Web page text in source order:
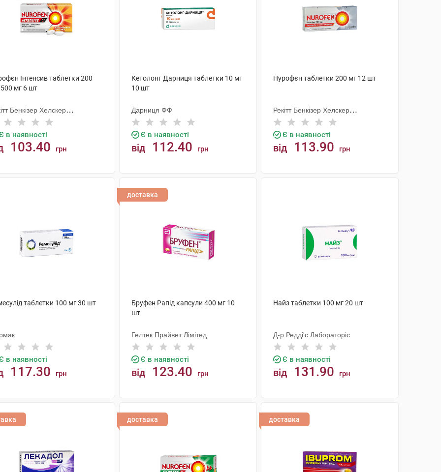
Інтенсив таблетки 200
мг 6 шт
Бенкізер Хелскер
в наявності
103.40 грн
Кетолонг Дарниця таблетки 10 мг
10 шт
Дарниця ФФ
Є в наявності
від 112.40 грн
Нурофєн таблетки 200 мг 12 шт
Рекітт Бенкізер Хелскер
Інтернешнл
Є в наявності
від 113.90 грн
таблетки 100 мг 30 шт
в наявності
117.30 грн
доставка
Бруфен Рапід капсули 400 мг 10
шт
Гелтек Прайвет Лімітед
Є в наявності
від 123.40 грн
Найз таблетки 100 мг 20 шт
Д-р Редді'с Лабораторіс
Є в наявності
від 131.90 грн
доставка доставка